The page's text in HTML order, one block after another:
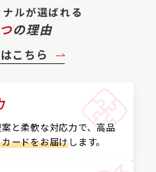
ナルが選ばれる
つの理由
こちら
と柔軟な対応力で、高品
ードをお届けします。